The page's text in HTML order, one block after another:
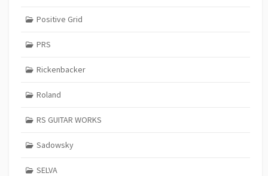
Positive Grid
PRS
Rickenbacker
Roland
RS GUITAR WORKS
Sadowsky
SELVA